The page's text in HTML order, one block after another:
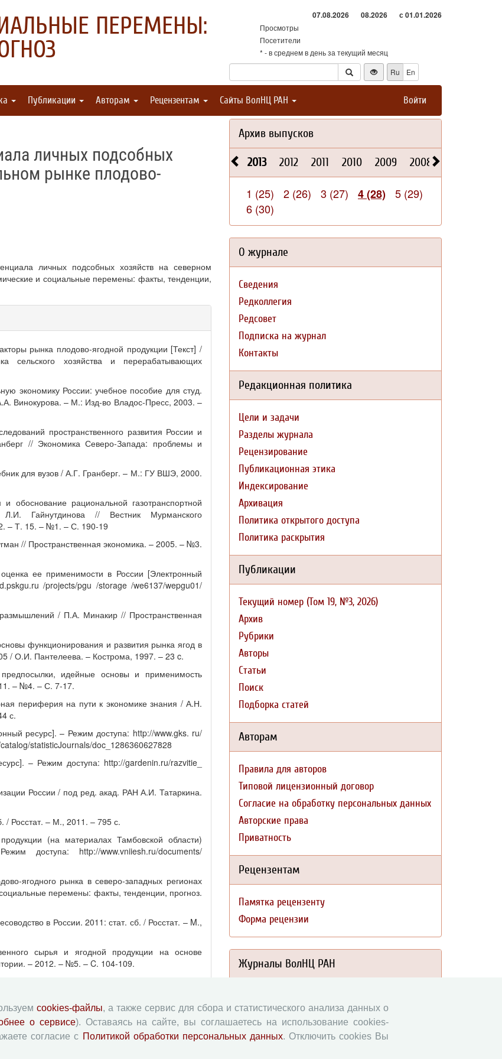
ПЕРЕМЕНЫ:
07.08.2026 08.2026 с 01.01.2026
Просмотры
Посетители
* - в среднем в день за текущий месяц
Ru
En
Публикации Авторам Рецензентам Сайты ВолНЦ РАН Войти
личных подсобных
рынке плодово-
личных подсобных хозяйств на северном
и социальные перемены: факты, тенденции,
рынка плодово-ягодной продукции [Текст] /
хозяйства и перерабатывающих
экономику России: учебное пособие для студ.
Винокурова. – М.: Изд-во Владос-Пресс, 2003. –
пространственного развития России и
// Экономика Северо-Запада: проблемы и
для вузов / А.Г. Гранберг. – М.: ГУ ВШЭ, 2000.
обоснование рациональной газотранспортной
Гайнутдинова // Вестник Мурманского
– Т. 15. – №1. – С. 190-19
// Пространственная экономика. – 2005. – №3.
ее применимости в России [Электронный
/projects/pgu /storage /we6137/wepgu01/
/ П.А. Минакир // Пространственная
функционирования и развития рынка ягод в
/ О.И. Пантелеева. – Кострома, 1997. – 23 c.
идейные основы и применимость
– №4. – С. 7-17.
периферия на пути к экономике знания / А.Н.
с.
ресурс]. – Режим доступа: http://www.gks. ru/
statisticJournals/doc_1286360627828
– Режим доступа: http://gardenin.ru/razvitie_
России / под ред. акад. РАН А.И. Татаркина.
/ Росстат. – М., 2011. – 795 с.
(на материалах Тамбовской области)
доступа: http://www.vniiesh.ru/documents/
ягодного рынка в северо-западных регионах
перемены: факты, тенденции, прогноз.
в России. 2011: стат. сб. / Росстат. – M.,
сырья и ягодной продукции на основе
– 2012. – №5. – C. 104-109.
// Journal of Political Economy. – 1991. – Vol. 99.
– 1200 p.
Архив выпусков
2013 2012 2011 2010 2009 2008
1 (25) 2 (26) 3 (27) 4 (28)
5 (29)
6 (30)
О журнале
Сведения
Редколлегия
Редсовет
Подписка на журнал
Контакты
Редакционная политика
Цели и задачи
Разделы журнала
Рецензирование
Публикационная этика
Индексирование
Архивация
Политика открытого доступа
Политика раскрытия
Публикации
Текущий номер (Том 19, №3, 2026)
Архив
Рубрики
Авторы
Статьи
Поиск
Подборка статей
Авторам
Правила для авторов
Типовой лицензионный договор
Согласие на обработку персональных данных
Авторские права
Приватность
Рецензентам
Памятка рецензенту
Форма рецензии
Журналы ВолНЦ РАН
Проблемы развития территории
Вопросы территориального развития
Социальное пространство
cookies-файлы, а также сервис для сбора и статистического анализа данных о
о сервисе). Оставаясь на сайте, вы соглашаетесь на использование cookies-
согласие с Политикой обработки персональных данных. Отключить cookies Вы